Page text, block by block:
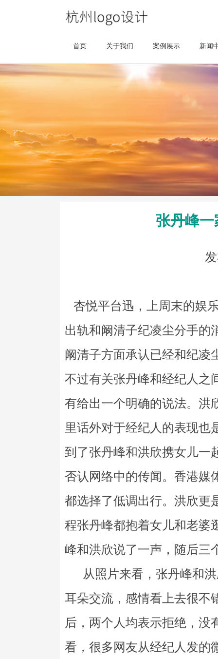
首页 关于我们 案例展示 新闻
张丹峰
杏悦平台迅，上周末的娱
出轨和阚清子纪凌尘分手的
阚清子方面承认已经和纪凌
不过有关张丹峰和经纪人之
有给出一个明确的说法。洪
里话外对于经纪人的表现也
到了张丹峰和洪欣携女儿一
否认网络中的传闻。香港媒
都选择了低调出行。洪欣更
程张丹峰都抱着女儿和老婆
峰和洪欣说了一声，随后三
从照片来看，张丹峰和洪
耳朵交流，感情看上去很不
后，两个人均表示拒绝，没
看，很多网友从经纪人发的